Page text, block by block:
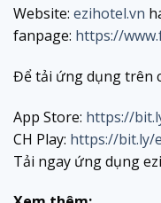
Website: ezihotel.vn
fanpage: https://
Để tải ứng dụng trên
App Store: https://
CH Play: https://bit.ly/
Tải ngay ứng dụng